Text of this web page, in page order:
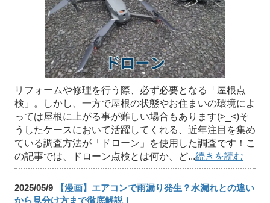
リフォームや修理を行う際、必ず必要となる「屋根点
検」。しかし、一方で屋根の状態やお住まいの環境によ
っては屋根に上がる事が難しい場合もあります(>_<)そ
うしたケースにおいて活躍してくれる、近年注目を集め
ている調査方法が「ドローン」を使用した調査です！こ
の記事では、ドローン点検とは何か、ど...続きを読む
2025/05/9
【漫画】エアコンで雨漏り発生？水漏れとの違い
から見分け方まで徹底解説！